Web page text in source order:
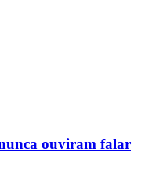
ouviram falar